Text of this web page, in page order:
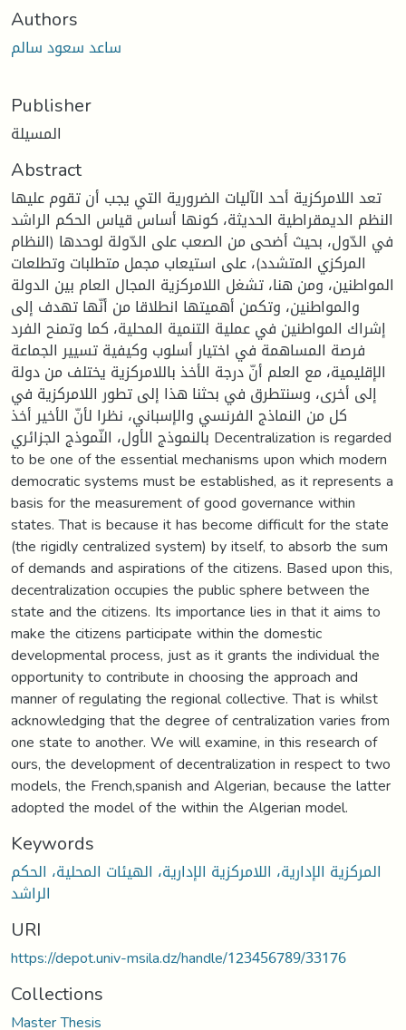
Authors
ساعد سعود سالم
Publisher
المسيلة
Abstract
تعد اللامركزية أحد الآليات الضرورية التي يجب أن تقوم عليها
النظم الديمقراطية الحديثة، كونها أساس قياس الحكم الراشد
في الدّول، بحيث أضحى من الصعب على الدّولة لوحدها (النظام
المركزي المتشدد)، على استيعاب مجمل متطلبات وتطلعات
المواطنين، ومن هنا، تشغل اللامركزية المجال العام بين الدولة
والمواطنين، وتكمن أهميتها انطلاقا من أنّها تهدف إلى
إشراك المواطنين في عملية التنمية المحلية، كما وتمنح الفرد
فرصة المساهمة في اختيار أسلوب وكيفية تسيير الجماعة
الإقليمية، مع العلم أنّ درجة الأخذ باللامركزية يختلف من دولة
إلى أخرى، وسنتطرق في بحثنا هذا إلى تطور اللامركزية في
كل من النماذج الفرنسي والإسباني، نظرا لأنّ الأخير أخذ
بالنموذج الأول، النّموذج الجزائري Decentralization is regarded
to be one of the essential mechanisms upon which modern
democratic systems must be established, as it represents a
basis for the measurement of good governance within
states. That is because it has become difficult for the state
(the rigidly centralized system) by itself, to absorb the sum
of demands and aspirations of the citizens. Based upon this,
decentralization occupies the public sphere between the
state and the citizens. Its importance lies in that it aims to
make the citizens participate within the domestic
developmental process, just as it grants the individual the
opportunity to contribute in choosing the approach and
manner of regulating the regional collective. That is whilst
acknowledging that the degree of centralization varies from
one state to another. We will examine, in this research of
ours, the development of decentralization in respect to two
models, the French,spanish and Algerian, because the latter
adopted the model of the within the Algerian model.
Keywords
المركزية الإدارية، اللامركزية الإدارية، الهيئات المحلية، الحكم
الراشد
URI
https://depot.univ-msila.dz/handle/123456789/33176
Collections
Master Thesis